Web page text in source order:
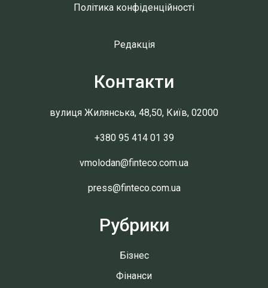
Політика конфіденційності
Редакція
Контакти
вулиця Жилянська, 48,50, Київ, 02000
+380 95 414 01 39
vmolodan@finteco.com.ua
press@finteco.com.ua
Рубрики
Бізнес
Фінанси